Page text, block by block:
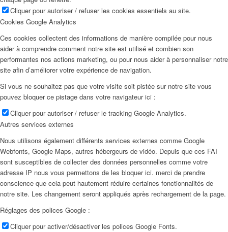
Cliquer pour autoriser / refuser les cookies essentiels au site.
Cookies Google Analytics
Ces cookies collectent des informations de manière compilée pour nous
aider à comprendre comment notre site est utilisé et combien son
performantes nos actions marketing, ou pour nous aider à personnaliser notre
site afin d’améliorer votre expérience de navigation.
Si vous ne souhaitez pas que votre visite soit pistée sur notre site vous
pouvez bloquer ce pistage dans votre navigateur ici :
Cliquer pour autoriser / refuser le tracking Google Analytics.
Autres services externes
Nous utilisons également différents services externes comme Google
Webfonts, Google Maps, autres hébergeurs de vidéo. Depuis que ces FAI
sont susceptibles de collecter des données personnelles comme votre
adresse IP nous vous permettons de les bloquer ici. merci de prendre
conscience que cela peut hautement réduire certaines fonctionnalités de
notre site. Les changement seront appliqués après rechargement de la page.
Réglages des polices Google :
Cliquer pour activer/désactiver les polices Google Fonts.